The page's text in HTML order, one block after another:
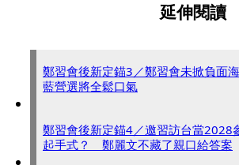
延伸閱讀
鄭習會後新定錨3／鄭習會未掀負面
藍營選將全鬆口氣
鄭習會後新定錨4／邀習訪台當2028
起手式？ 鄭麗文不藏了親口給答案